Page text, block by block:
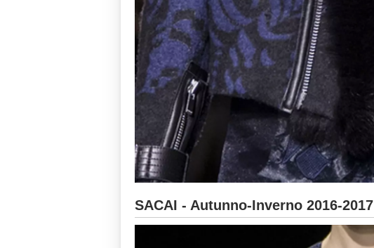
SACAI - Autunno-Inverno 2016-2017